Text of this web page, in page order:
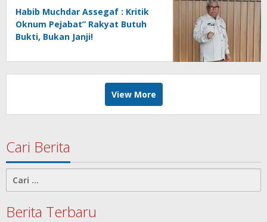
Habib Muchdar Assegaf : Kritik
Oknum Pejabat” Rakyat Butuh
Bukti, Bukan Janji!
View More
Cari Berita
Cari
untuk:
Berita Terbaru